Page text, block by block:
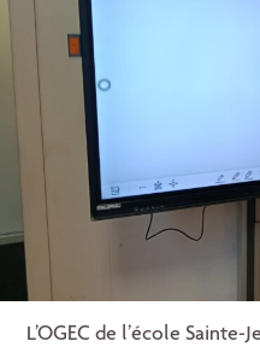
L’OGEC de l’école Sainte-